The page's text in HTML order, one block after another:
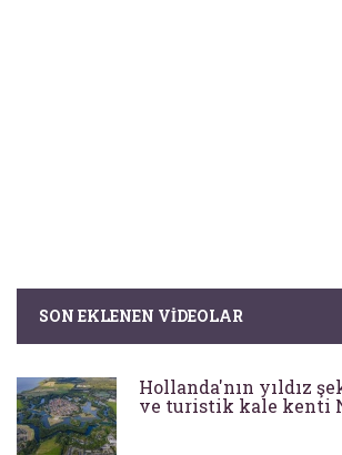
SON EKLENEN VIDEOLAR
Hollanda'nın yıldız
ve turistik kale kenti